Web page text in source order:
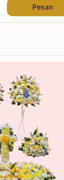
Pesan